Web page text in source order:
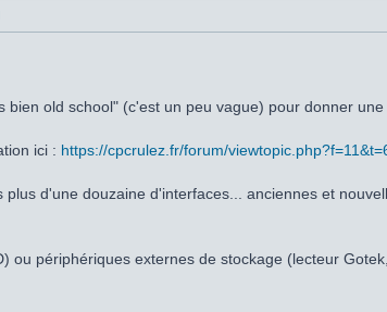
old school" (c'est un peu vague) pour donner une
ici : https://cpcrulez.fr/forum/
d'une douzaine d'interfaces... anciennes et
ou périphériques externes de stockage (lecteur